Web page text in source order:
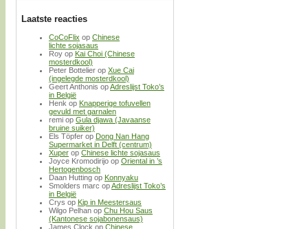
Laatste reacties
CoCoFlix op Chinese
lichte sojasaus
Roy op Kai Choi (Chinese
mosterdkool)
Peter Bottelier op Xue Cai
(ingelegde mosterdkool)
Geert Anthonis opAdreslijst Toko’s
in België
Henk op Knapperige tofuvellen
gevuld met garnalen
remi op Gula djawa (Javaanse
bruine suiker)
Els Töpfer op Dong Nan Hang
Supermarket in Delft (centrum)
Xuper op Chinese lichte sojasaus
Joyce Kromodirijo op Oriental in ’s
Hertogenbosch
Daan Hutting op Konnyaku
Smolders marc opAdreslijst Toko’s
in België
Crys op Kip in Meestersaus
Wilgo Pelhan op Chu Hou Saus
(Kantonese sojabonensaus)
James Clock op Chinese